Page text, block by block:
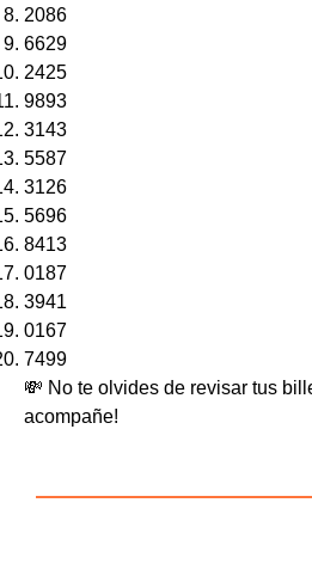
2086
6629
2425
9893
3143
5587
3126
5696
8413
0187
3941
0167
7499
💸 No te olvides de revisar tus
acompañe!